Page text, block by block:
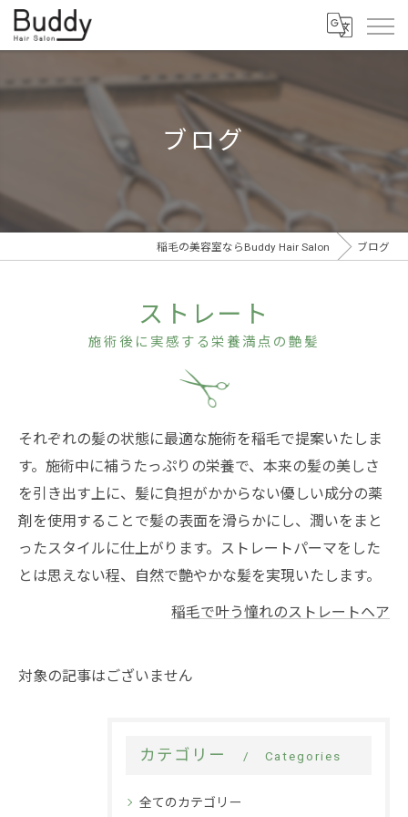
ブログ
稲毛の美容室ならBuddy Hair Salon ブログ
ストレート
施術後に実感する栄養満点の艶髪
それぞれの髪の状態に最適な施術を稲毛で提案いたしま
す。施術中に補うたっぷりの栄養で、本来の髪の美しさ
を引き出す上に、髪に負担がかからない優しい成分の薬
剤を使用することで髪の表面を滑らかにし、潤いをまと
ったスタイルに仕上がります。ストレートパーマをした
とは思えない程、自然で艶やかな髪を実現いたします。
稲毛で叶う憧れのストレートヘア
対象の記事はございません
カテゴリー Categories
全てのカテゴリー